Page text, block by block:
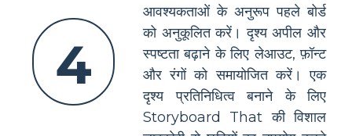
4
आवश्यकताओं के अनुरूप पहले बोर्ड
को अनुकूलित करें। दृश्य अपील और
स्पष्टता बढ़ाने के लिए लेआउट, फ़ॉन्ट
और रंगों को समायोजित करें। एक
दृश्य प्रतिनिधित्व बनाने के लिए
Storyboard That की विशाल